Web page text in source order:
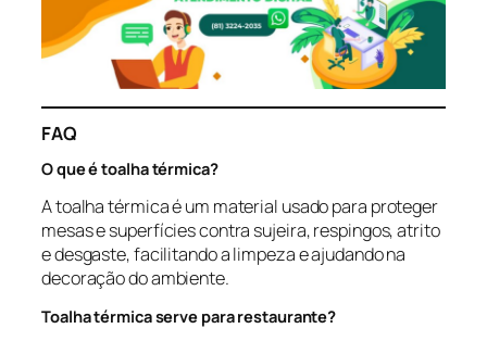
FAQ
O que é toalha térmica?
A toalha térmica é um material usado para proteger
mesas e superfícies contra sujeira, respingos, atrito
e desgaste, facilitando a limpeza e ajudando na
decoração do ambiente.
Toalha térmica serve para restaurante?